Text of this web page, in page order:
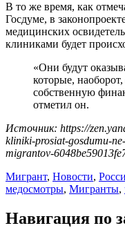
В то же время, как
Госдуме, в
медицинских
клиниками будет
«Они будут
которые,
собственную
отметил он.
Источник: https://
kliniki-prosiat-gosdumu-
migrantov-
Мигрант, Новости,
медосмотры, Мигранты,
Навигация по